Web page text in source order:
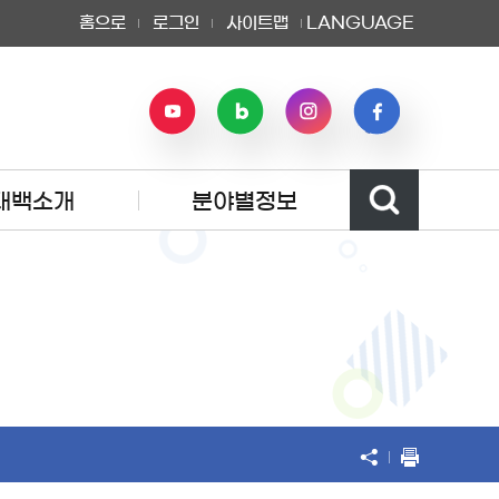
홈으로 로그인 사이트맵 LANGUAGE
백소개 분야별정보